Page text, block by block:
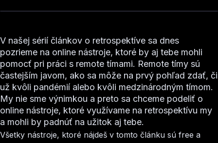
V našej sérií článkov o retrospektíve sa dnes
pozrieme na online nástroje, ktoré by aj tebe mohli
pomocť pri práci s remote tímami. Remote tímy sú
častejším javom, ako sa môže na prvý pohľad zdať, či
už kvôli pandémií alebo kvôli medzinárodným tímom.
My nie sme výnimkou a preto sa chceme podeliť o
online nástroje, ktoré využívame na retrospektívu my
a mohli by padnúť na užitok aj tebe.
Všetky nástroje, ktoré nájdeš v tomto článku sú free a